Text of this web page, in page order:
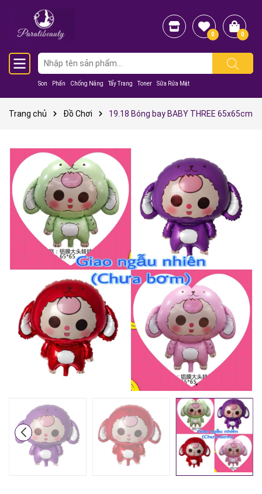
Son Phấn Chống Nắng Tẩy Trang Toner Sữa Rửa Mặt
0 0
Trang chủ Đồ Chơi 19.18 Bóng bay BABY THREE 65x65cm
Mã giảm giá:
Ngày hết hạn:
Điều kiện: